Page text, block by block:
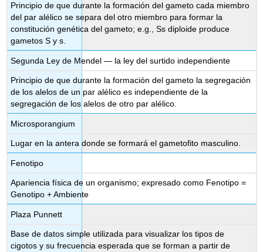
Principio de que durante la formación del gameto cada miembro
del par alélico se separa del otro miembro para formar la
constitución genética del gameto; e.g., Ss diploide produce
gametos S y s.
Segunda Ley de Mendel — la ley del surtido independiente
Principio de que durante la formación del gameto la segregación
de los alelos de un par alélico es independiente de la
segregación de los alelos de otro par alélico.
Microsporangium
Lugar en la antera donde se formará el gametofito masculino.
Fenotipo
Apariencia física de un organismo; expresado como Fenotipo =
Genotipo + Ambiente
Plaza Punnett
Base de datos simple utilizada para visualizar los tipos de
cigotos y su frecuencia esperada que se forman a partir de